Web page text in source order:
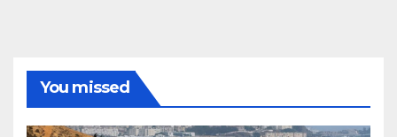
You missed